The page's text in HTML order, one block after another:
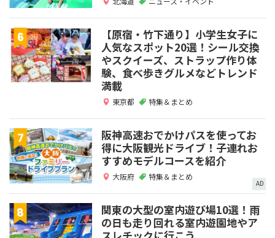
【原宿・竹下通り】小学生女子に
人気なスポット20選！シール交換
やスクイーズ、ストラップ作り体
験、食べ歩きグルメなどトレンド
満載
東京都 特集＆まとめ
阪神高速おでかけパスを使ってお
得に大阪観光ドライブ！子連れお
すすめモデルコースを紹介
大阪府 特集＆まとめ
AD
関東の大型の室内遊び場10選！雨
の日も走り回れる室内遊園地やア